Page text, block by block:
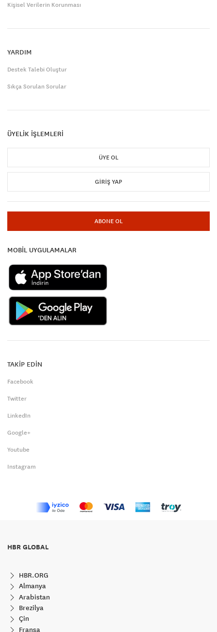
Kişisel Verilerin Korunması
YARDIM
Destek Talebi Oluştur
Sıkça Sorulan Sorular
ÜYELİK İŞLEMLERİ
ÜYE OL
GIRIŞ YAP
ABONE OL
MOBİL UYGULAMALAR
TAKİP EDİN
Facebook
Twitter
LinkedIn
Google+
Youtube
Instagram
HBR GLOBAL
HBR.ORG
Almanya
Arabistan
Brezilya
Çin
Fransa